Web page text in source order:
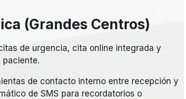
(Grandes Centros)
de urgencia, cita online integrada y
paciente.
de contacto interno entre recepción y
de SMS para recordatorios o